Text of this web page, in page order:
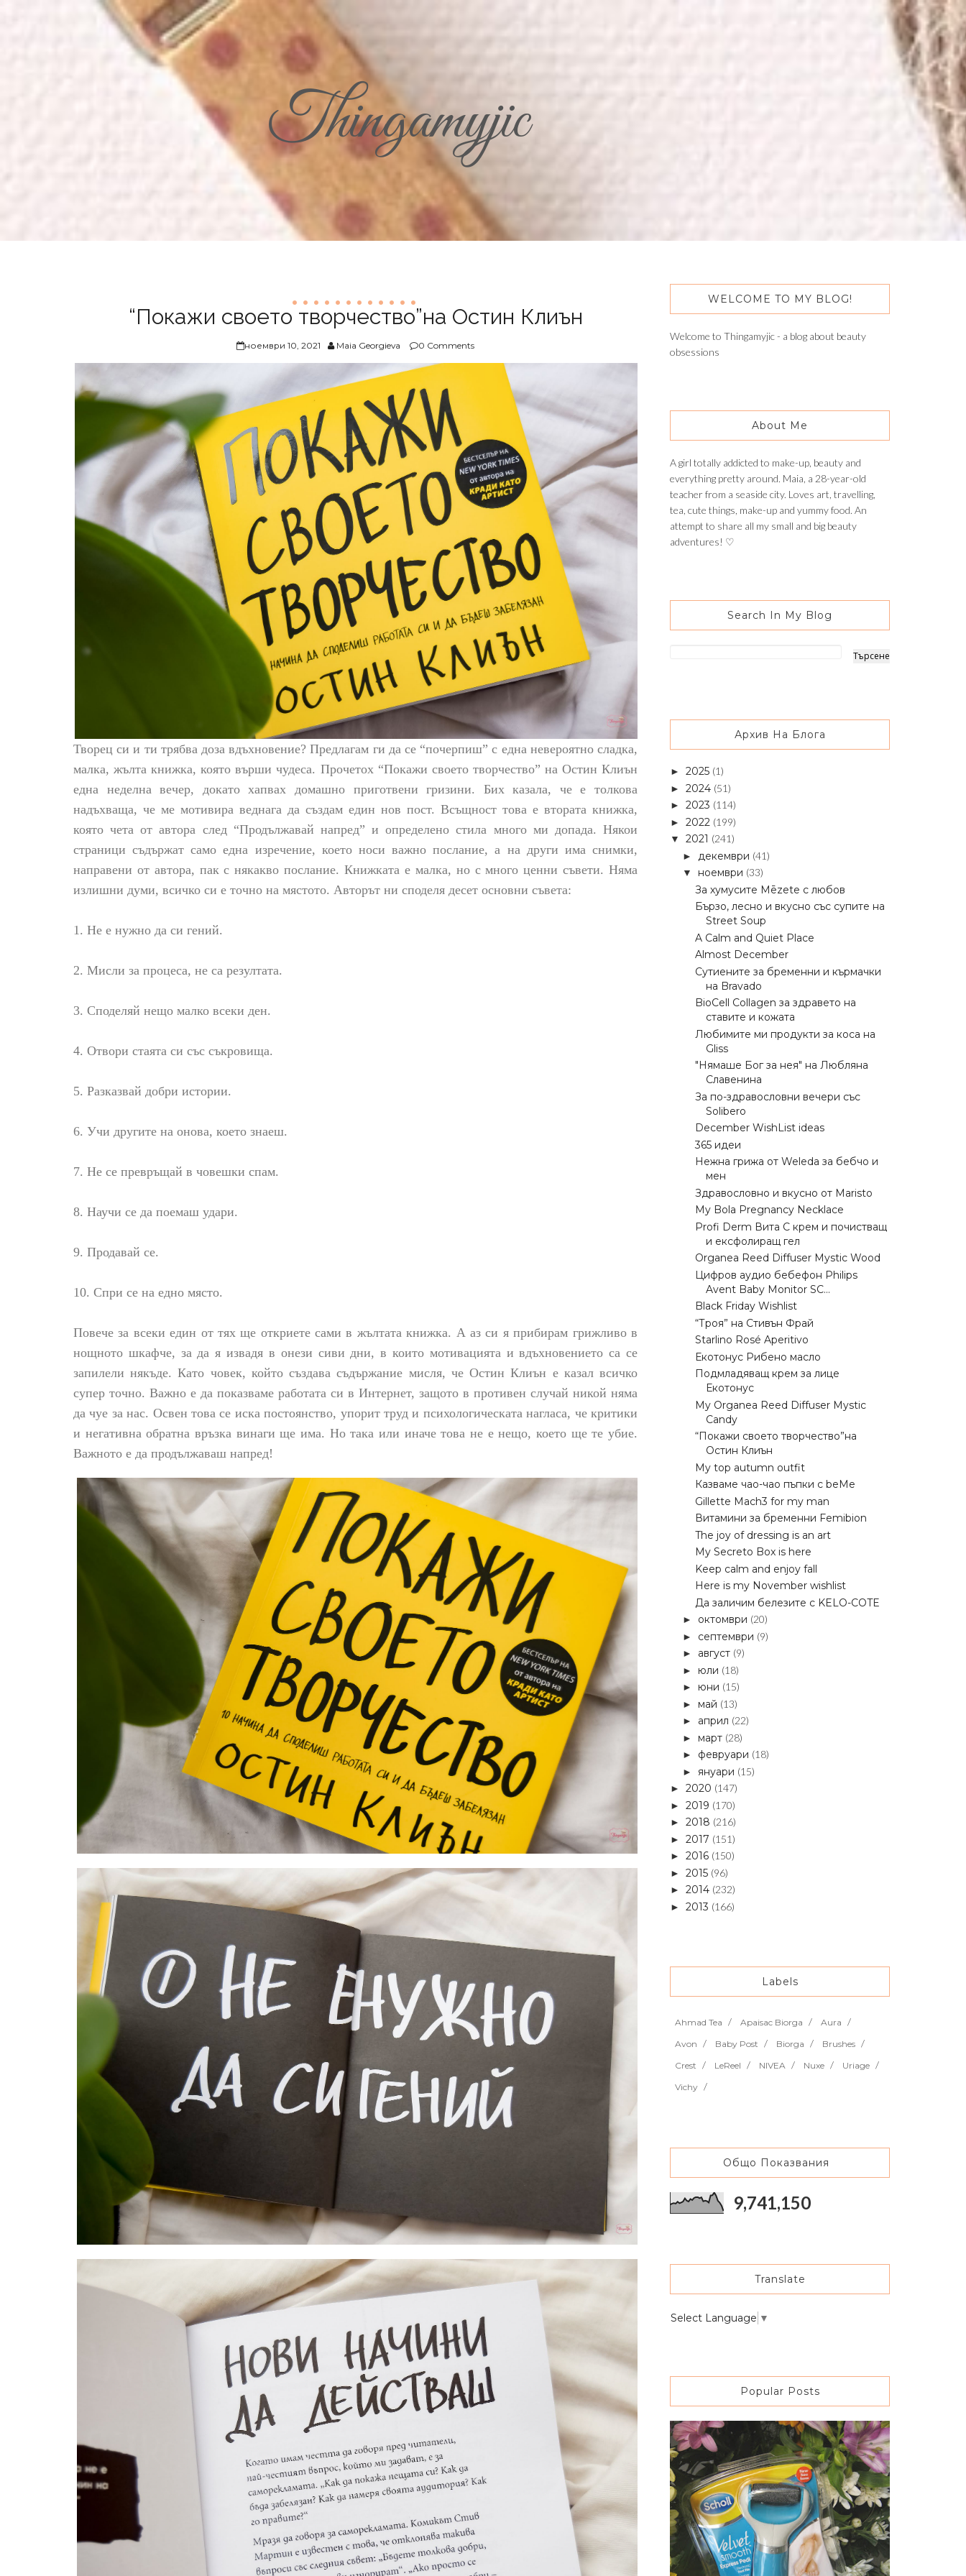
Thingamyjic
“Покажи своето творчество”на Остин Клиън
ноември 10, 2021 Maia Georgieva 0 Comments
Творец си и ти трябва доза вдъхновение? Предлагам ги да се “почерпиш” с една невероятно сладка,
малка, жълта книжка, която върши чудеса. Прочетох “Покажи своето творчество” на Остин Клиън
една неделна вечер, докато хапвах домашно приготвени гризини. Бих казала, че е толкова
надъхваща, че ме мотивира веднага да създам един нов пост. Всъщност това е втората книжка,
която чета от автора след “Продължавай напред” и определено стила много ми допада. Някои
страници съдържат само една изречение, което носи важно послание, а на други има снимки,
направени от автора, пак с някакво послание. Книжката е малка, но с много ценни съвети. Няма
излишни думи, всичко си е точно на мястото. Авторът ни споделя десет основни съвета:
1. Не е нужно да си гений.
2. Мисли за процеса, не са резултата.
3. Споделяй нещо малко всеки ден.
4. Отвори стаята си със съкровища.
5. Разказвай добри истории.
6. Учи другите на онова, което знаеш.
7. Не се превръщай в човешки спам.
8. Научи се да поемаш удари.
9. Продавай се.
10. Спри се на едно място.
Повече за всеки един от тях ще откриете сами в жълтата книжка. А аз си я прибирам грижливо в
нощното шкафче, за да я извадя в онези сиви дни, в които мотивацията и вдъхновението са се
запилели някъде. Като човек, който създава съдържание мисля, че Остин Клиън е казал всичко
супер точно. Важно е да показваме работата си в Интернет, защото в противен случай никой няма
да чуе за нас. Освен това се иска постоянство, упорит труд и психологическата нагласа, че критики
и негативна обратна връзка винаги ще има. Но така или иначе това не е нещо, което ще те убие.
Важното е да продължаваш напред!
WELCOME TO MY BLOG!
Welcome to Thingamyjic - a blog about beauty
obsessions
About Me
A girl totally addicted to make-up, beauty and
everything pretty around. Maia, a 28-year-old
teacher from a seaside city. Loves art, travelling,
tea, cute things, make-up and yummy food. An
attempt to share all my small and big beauty
adventures! ♡
Search In My Blog
Архив На Блога
► 2025 (1)
► 2024 (51)
► 2023 (114)
► 2022 (199)
▼ 2021 (241)
► декември (41)
▼ ноември (33)
За хумусите Mēzete с любов
Бързо, лесно и вкусно със супите на
Street Soup
A Calm and Quiet Place
Almost December
Сутиените за бременни и кърмачки
на Bravado
BioCell Collagen за здравето на
ставите и кожата
Любимите ми продукти за коса на
Gliss
"Нямаше Бог за нея" на Любляна
Славенина
За по-здравословни вечери със
Solibero
December WishList ideas
365 идеи
Нежна грижа от Weleda за бебчо и
мен
Здравословно и вкусно от Maristo
My Bola Pregnancy Necklace
Profi Derm Вита С крем и почистващ
и ексфолиращ гел
Organea Reed Diffuser Mystic Wood
Цифров аудио бебефон Philips
Avent Baby Monitor SC...
Black Friday Wishlist
“Троя” на Стивън Фрай
Starlino Rosé Aperitivo
Екотонус Рибено масло
Подмладяващ крем за лице
Екотонус
My Organea Reed Diffuser Mystic
Candy
“Покажи своето творчество”на
Остин Клиън
My top autumn outfit
Казваме чао-чао пъпки с beMе
Gillette Mach3 for my man
Витамини за бременни Femibion
The joy of dressing is an art
My Secreto Box is here
Keep calm and enjoy fall
Here is my November wishlist
Да заличим белезите с KELO-COTE
► октомври (20)
► септември (9)
► август (9)
► юли (18)
► юни (15)
► май (13)
► април (22)
► март (28)
► февруари (18)
► януари (15)
► 2020 (147)
► 2019 (170)
► 2018 (216)
► 2017 (151)
► 2016 (150)
► 2015 (96)
► 2014 (232)
► 2013 (166)
Labels
Ahmad Tea Apaisac Biorga
Aura
Avon
Baby Post Biorga
Brushes
Crest
LeReel NIVEA Nuxe
Uriage
Vichy
Общо Показвания
9,741,150
Translate
Select Language ▼
Popular Posts